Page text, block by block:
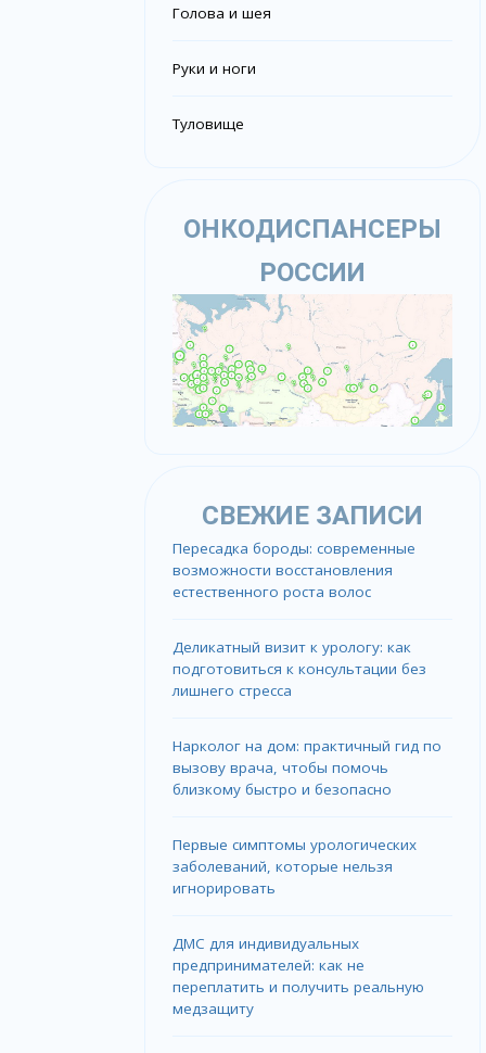
Голова и шея
Руки и ноги
Туловище
ОНКОДИСПАНСЕРЫ
РОССИИ
СВЕЖИЕ ЗАПИСИ
Пересадка бороды: современные
возможности восстановления
естественного роста волос
Деликатный визит к урологу: как
подготовиться к консультации без
лишнего стресса
Нарколог на дом: практичный гид по
вызову врача, чтобы помочь
близкому быстро и безопасно
Первые симптомы урологических
заболеваний, которые нельзя
игнорировать
ДМС для индивидуальных
предпринимателей: как не
переплатить и получить реальную
медзащиту